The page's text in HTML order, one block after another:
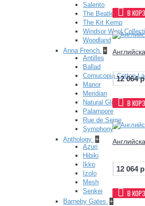
Salento
The Beatles
The Kit Kemp
Windsor Wool
Woodland
Anna French +
Antilles
Ballad
Cornucopia Cotton
Manor
Meridian
Natural Glimmer
Palampore
Rue de Seine
Symphony
Anthology +
Azuri
Hibiki
Ikko
Izolo
Mesh
Senkei
Barneby Gates +
В
12 064
В
12 064
В